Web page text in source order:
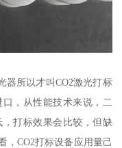
器所以才叫CO2激光打标
，从性能技术来说，二
打标效果会比较，但缺
，CO2打标设备应用量己